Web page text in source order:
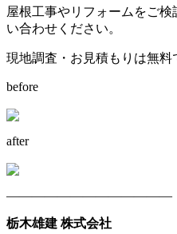
屋根工事やリフォームをご
い合わせください。
現地調査・お見積もりは無料
before
after
—————————————
栃木雄建 株式会社